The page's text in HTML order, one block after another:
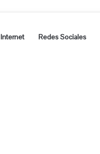
Internet Redes Sociales